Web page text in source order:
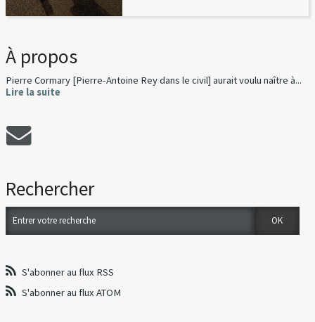
À propos
Pierre Cormary [Pierre-Antoine Rey dans le civil] aurait voulu naître à...
Lire la suite
Rechercher
S'abonner au flux RSS
S'abonner au flux ATOM